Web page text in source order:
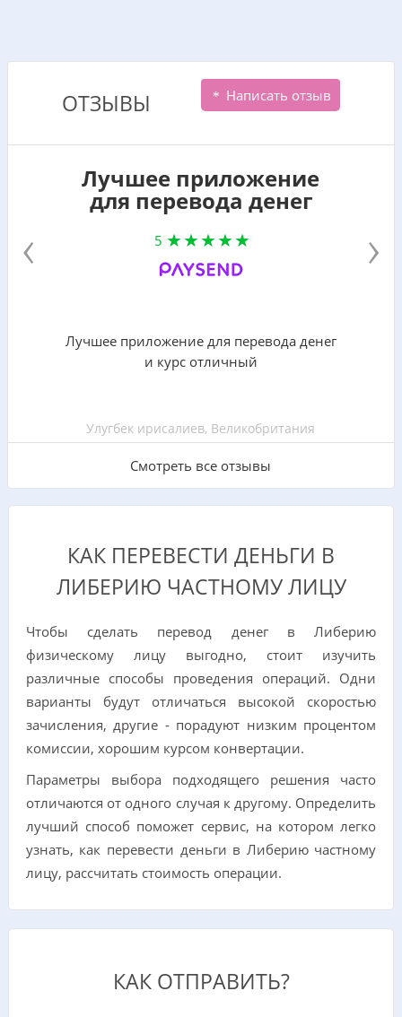
ОТЗЫВЫ Написать отзыв
Лучшее приложение
для перевода денег
5
Лучшее приложение для перевода денег
и курс отличный
Улугбек ирисалиев, Великобритания
Смотреть все отзывы
‹ ›
КАК ПЕРЕВЕСТИ ДЕНЬГИ В
ЛИБЕРИЮ ЧАСТНОМУ ЛИЦУ
Чтобы сделать перевод денег в Либерию
физическому лицу выгодно, стоит изучить
различные способы проведения операций. Одни
варианты будут отличаться высокой скоростью
зачисления, другие - порадуют низким процентом
комиссии, хорошим курсом конвертации.
Параметры выбора подходящего решения часто
отличаются от одного случая к другому. Определить
лучший способ поможет сервис, на котором легко
узнать, как перевести деньги в Либерию частному
лицу, рассчитать стоимость операции.
КАК ОТПРАВИТЬ?